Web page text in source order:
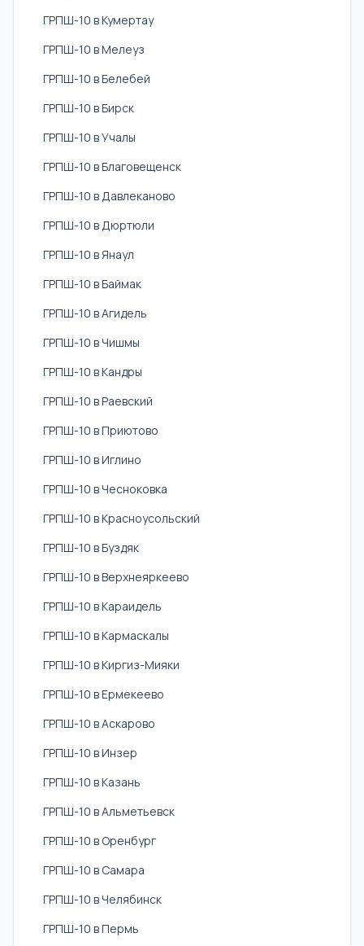
ГРПШ-10 в Кумертау
ГРПШ-10 в Мелеуз
ГРПШ-10 в Белебей
ГРПШ-10 в Бирск
ГРПШ-10 в Учалы
ГРПШ-10 в Благовещенск
ГРПШ-10 в Давлеканово
ГРПШ-10 в Дюртюли
ГРПШ-10 в Янаул
ГРПШ-10 в Баймак
ГРПШ-10 в Агидель
ГРПШ-10 в Чишмы
ГРПШ-10 в Кандры
ГРПШ-10 в Раевский
ГРПШ-10 в Приютово
ГРПШ-10 в Иглино
ГРПШ-10 в Чесноковка
ГРПШ-10 в Красноусольский
ГРПШ-10 в Буздяк
ГРПШ-10 в Верхнеяркеево
ГРПШ-10 в Караидель
ГРПШ-10 в Кармаскалы
ГРПШ-10 в Киргиз-Мияки
ГРПШ-10 в Ермекеево
ГРПШ-10 в Аскарово
ГРПШ-10 в Инзер
ГРПШ-10 в Казань
ГРПШ-10 в Альметьевск
ГРПШ-10 в Оренбург
ГРПШ-10 в Самара
ГРПШ-10 в Челябинск
ГРПШ-10 в Пермь